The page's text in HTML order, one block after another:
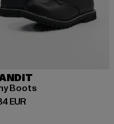
Boots
EUR Preis: 78,84 EUR